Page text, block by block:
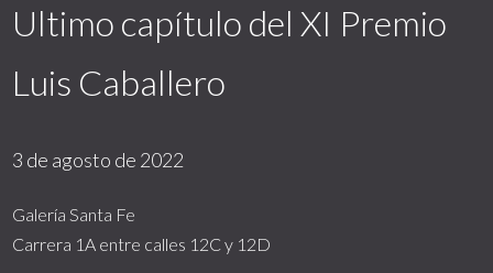
Ultimo capítulo del XI Premio
Luis Caballero
3 de agosto de 2022
Galería Santa Fe
Carrera 1A entre calles 12C y 12D